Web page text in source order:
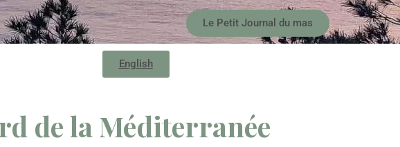
Le Petit Journal du mas
English
de la Méditerranée